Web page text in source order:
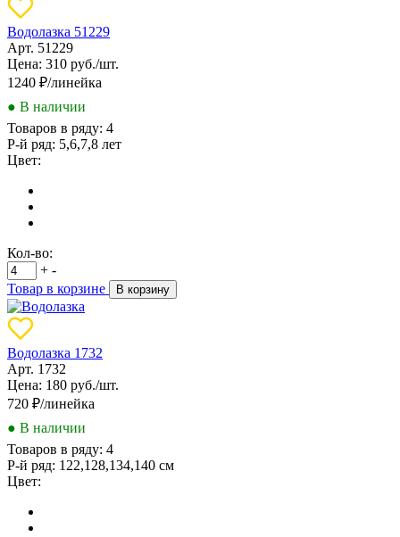
Водолазка 51229
Арт. 51229
Цена: 310 руб./шт.
1240 ₽/линейка
● В наличии
Товаров в ряду: 4
Р-й ряд: 5,6,7,8 лет
Цвет:
Кол-во:
+ -
Товар в корзине
В корзину
Водолазка 1732
Арт. 1732
Цена: 180 руб./шт.
720 ₽/линейка
● В наличии
Товаров в ряду: 4
Р-й ряд: 122,128,134,140 см
Цвет: